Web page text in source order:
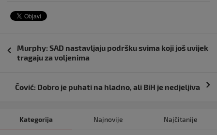
objava
Murphy: SAD nastavljaju podršku svima koji još uvijek
tragaju za voljenima
Čović: Dobro je puhati na hladno, ali BiH je nedjeljiva
Kategorija Najnovije Najčitanije